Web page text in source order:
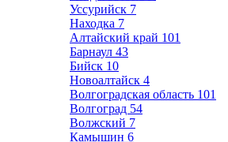
Уссурийск 7
Находка 7
Алтайский край 101
Барнаул 43
Бийск 10
Новоалтайск 4
Волгоградская область 101
Волгоград 54
Волжский 7
Камышин 6